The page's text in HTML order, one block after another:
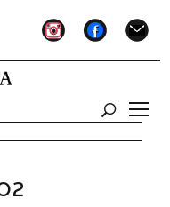
mail
facebook
instagram